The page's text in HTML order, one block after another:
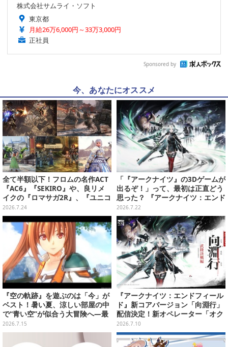
株式会社サムライ・ソフト
東京都
月給26万6,000円～33万3,000円
正社員
Sponsored by
今、あなたにオススメ
全て半額以下！フロムの名作ACT
『AC6』『SEKIRO』や、良リメ
イクの『ロマサガ2R』、『ユニコ
ーンオーバーロード』と『SO6』
もお手頃価格に【PS Storeのお薦
めセール】
2026.7.24
「『アークナイツ』の3Dゲームが
出るぞ！」って、最初は正直どう
思った？ 『アークナイツ：エンド
フィールド』リリース半年を機
に、4人のインフルエンサーに聞
いてみたーシリーズを“奥深く”ま
で追ってきたからこその視点【座
談会】
2026.7.22
『空の軌跡』を遊ぶのは「今」が
ベスト！暑い夏、涼しい部屋の中
で“青い空”が似合う大冒険へ―最
安値でセール中の『the 1st』か
ら新作『空の軌跡 the 2nd』まで
駆け抜けよう
2026.7.15
『アークナイツ：エンドフィール
ド』新コアバージョン「向淵行」
配信決定！新オペレーター「オク
ギ」のほか、アイドルオペレータ
ー「リーノ」も
2026.7.10